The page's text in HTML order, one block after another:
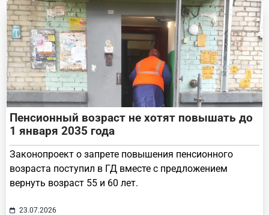
Пенсионный возраст не хотят повышать до
1 января 2035 года
Законопроект о запрете повышения пенсионного
возраста поступил в ГД вместе с предложением
вернуть возраст 55 и 60 лет.
23.07.2026